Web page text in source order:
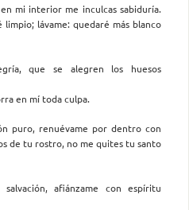
mi interior me inculcas sabiduría.
lávame: quedaré más blanco
que se alegren los huesos
en mí toda culpa.
puro, renuévame por dentro con
de tu rostro, no me quites tu santo
afiánzame con espíritu